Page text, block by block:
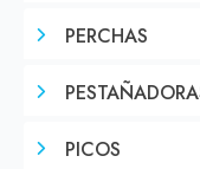
PERCHAS
PICOS